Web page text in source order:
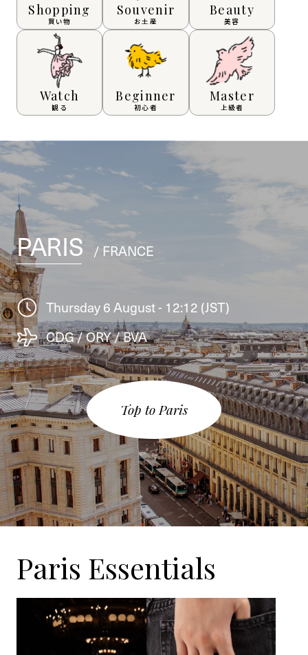
Shopping
買い物
Souvenir
お土産
Beauty
美容
Watch
観る
Beginner
初心者
Master
上級者
PARIS / FRANCE
Thursday 6 August - 12:12 (JST)
CDG / ORY / BVA
Top to Paris
Paris Essentials